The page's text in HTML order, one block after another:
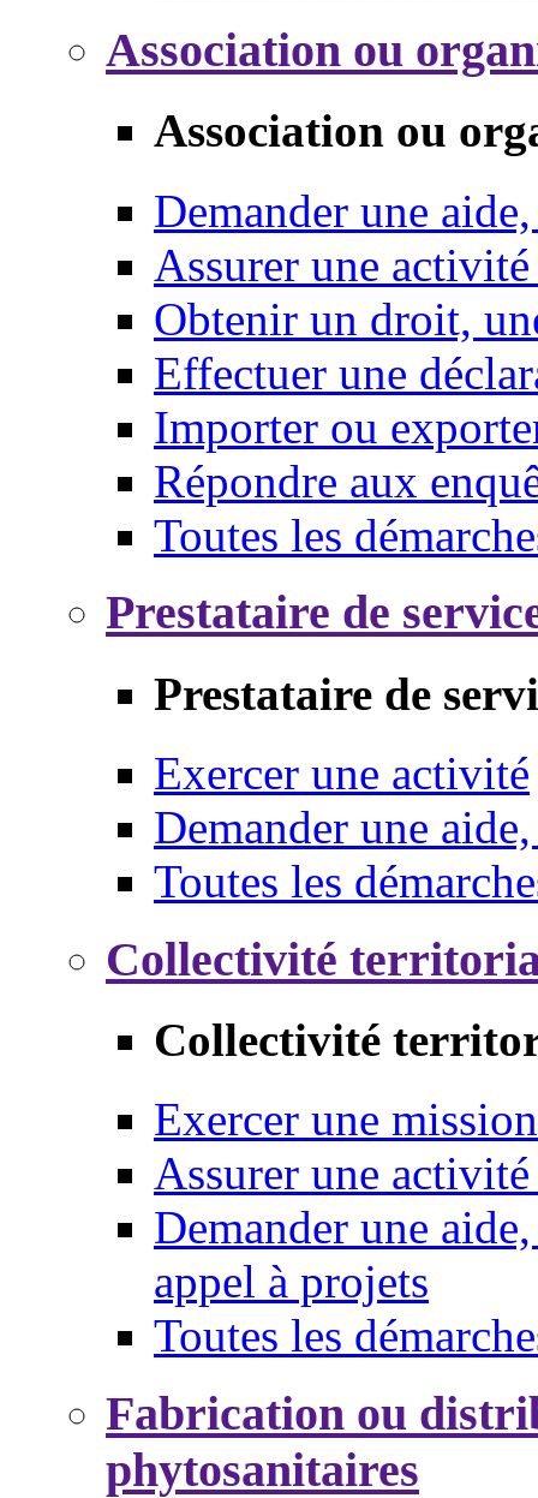
Association ou
Association ou
Demander une
Assurer une
Obtenir un droit,
Effectuer une
Importer ou
Répondre aux
Toutes les
Prestataire de
Prestataire de
Exercer une activité
Demander une
Toutes les
Collectivité
Collectivité
Exercer une mission
Assurer une
Demander une
appel à projets
Toutes les
Fabrication ou
phytosanitaires